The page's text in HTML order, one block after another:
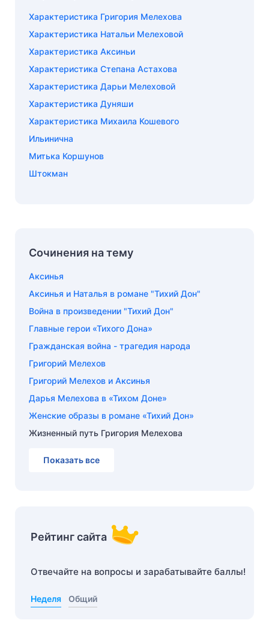
Характеристика Григория Мелехова
Характеристика Натальи Мелеховой
Характеристика Аксиньи
Характеристика Степана Астахова
Характеристика Дарьи Мелеховой
Характеристика Дуняши
Характеристика Михаила Кошевого
Ильинична
Митька Коршунов
Штокман
Сочинения на тему
Аксинья
Аксинья и Наталья в романе "Тихий Дон"
Война в произведении "Тихий Дон"
Главные герои «Тихого Дона»
Гражданская война - трагедия народа
Григорий Мелехов
Григорий Мелехов и Аксинья
Дарья Мелехова в «Тихом Доне»
Женские образы в романе «Тихий Дон»
Жизненный путь Григория Мелехова
Показать все
Рейтинг сайта
Отвечайте на вопросы и зарабатывайте баллы!
Неделя Общий